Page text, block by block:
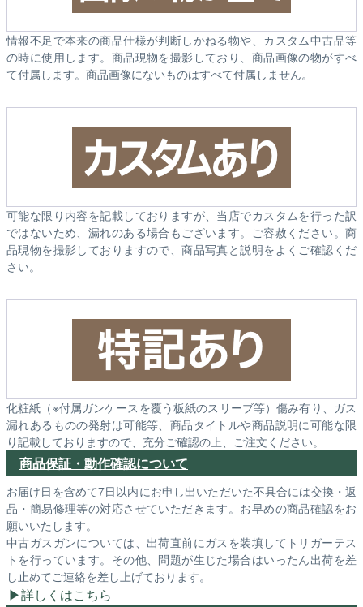
情報不足で本来の商品仕様が判断しかねる物や、カスタム中古品等
の時に使用します。商品現物を撮影しており、商品画像の物がすべ
て付属します。商品画像にないものはすべて付属しません。
可能な限り内容を記載しておりますが、当店でカスタムを行った訳
ではないため、漏れのある場合もございます。ご容赦ください。商
品現物を撮影しておりますので、商品写真と説明をよくご確認くだ
さい。
化粧紙（※付属ガンケースを覆う板紙のスリーブ等）傷み有り、ガス
漏れあるものの発射は可能等、商品タイトルや商品説明に可能な限
り記載しておりますので、充分ご確認の上、ご注文ください。
商品保証・動作確認について
お届け日を含めて7日以内にお申し出いただいた不具合には交換・返
品・簡易修理等の対応させていただきます。お早めの商品確認をお
願いいたします。
中古ガスガンについては、出荷直前にガスを装填してトリガーテス
トを行っています。その他、問題が生じた場合はいったん出荷を差
し止めてご連絡を差し上げております。
詳しくはこちら